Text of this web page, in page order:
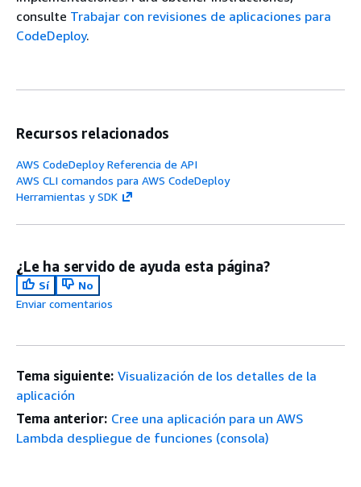
consulte Trabajar con revisiones de aplicaciones para
CodeDeploy.
Recursos relacionados
AWS CodeDeploy Referencia de API
AWS CLI comandos para AWS CodeDeploy
Herramientas y SDK
¿Le ha servido de ayuda esta página?
Sí
No
Enviar comentarios
Tema siguiente: Visualización de los detalles de la
aplicación
Tema anterior: Cree una aplicación para un AWS
Lambda despliegue de funciones (consola)